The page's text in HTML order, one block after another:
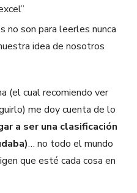
no son para leerles nunca
idea de nosotros
(el cual recomiendo ver
me doy cuenta de lo
a ser una clasificación
… no todo el mundo
que esté cada cosa en